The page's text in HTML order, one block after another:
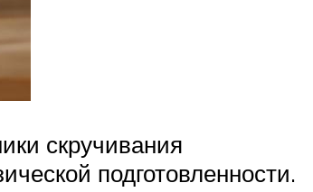
скручивания
подготовленности.